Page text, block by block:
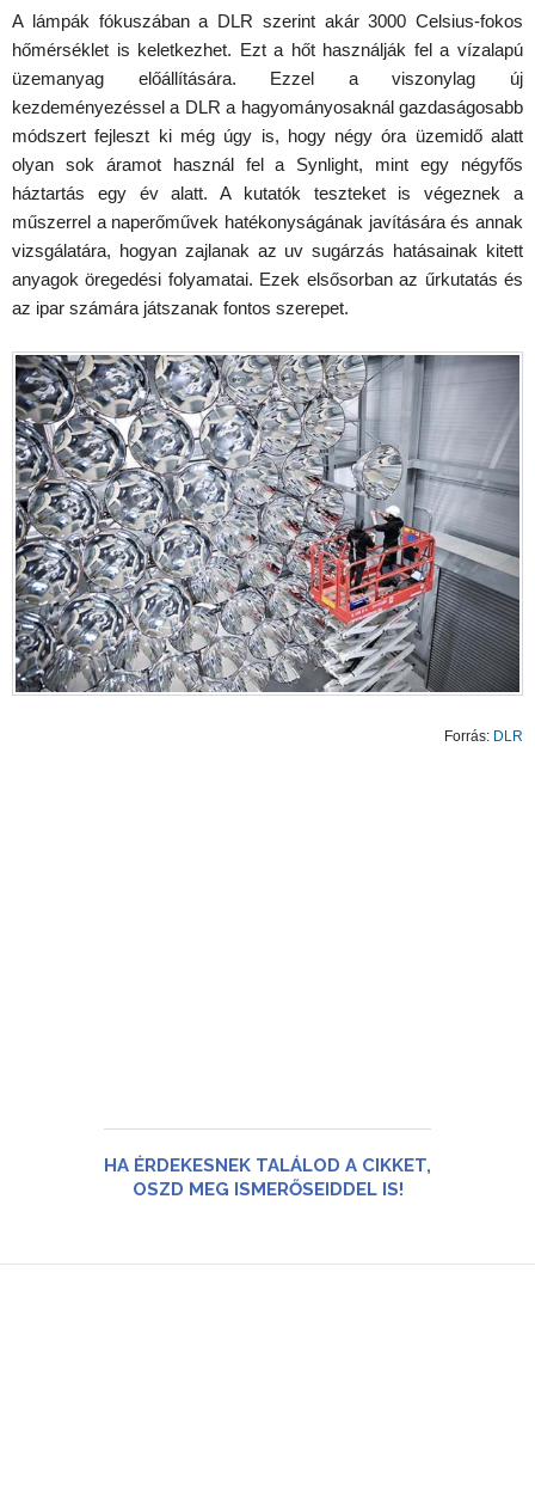
A lámpák fókuszában a DLR szerint akár 3000 Celsius-fokos
hőmérséklet is keletkezhet. Ezt a hőt használják fel a vízalapú
üzemanyag előállítására. Ezzel a viszonylag új
kezdeményezéssel a DLR a hagyományosaknál gazdaságosabb
módszert fejleszt ki még úgy is, hogy négy óra üzemidő alatt
olyan sok áramot használ fel a Synlight, mint egy négyfős
háztartás egy év alatt. A kutatók teszteket is végeznek a
műszerrel a naperőművek hatékonyságának javítására és annak
vizsgálatára, hogyan zajlanak az uv sugárzás hatásainak kitett
anyagok öregedési folyamatai. Ezek elsősorban az űrkutatás és
az ipar számára játszanak fontos szerepet.
Forrás: DLR
HA ÉRDEKESNEK TALÁLOD A CIKKET,
OSZD MEG ISMERŐSEIDDEL IS!